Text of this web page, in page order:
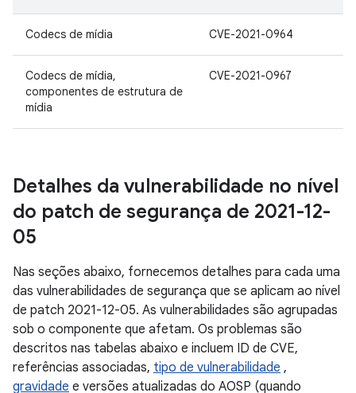
Codecs de mídia CVE-2021-0964
Codecs de mídia,
componentes de estrutura de
mídia
CVE-2021-0967
Detalhes da vulnerabilidade no nível
do patch de segurança de 2021-12-
05
Nas seções abaixo, fornecemos detalhes para cada uma
das vulnerabilidades de segurança que se aplicam ao nível
de patch 2021-12-05. As vulnerabilidades são agrupadas
sob o componente que afetam. Os problemas são
descritos nas tabelas abaixo e incluem ID de CVE,
referências associadas, tipo de vulnerabilidade ,
gravidade e versões atualizadas do AOSP (quando